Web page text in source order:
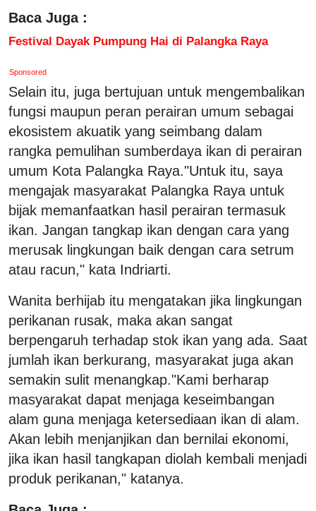
Baca Juga :
Festival Dayak Pumpung Hai di Palangka Raya
Sponsored
Selain itu, juga bertujuan untuk mengembalikan
fungsi maupun peran perairan umum sebagai
ekosistem akuatik yang seimbang dalam
rangka pemulihan sumberdaya ikan di perairan
umum Kota Palangka Raya."Untuk itu, saya
mengajak masyarakat Palangka Raya untuk
bijak memanfaatkan hasil perairan termasuk
ikan. Jangan tangkap ikan dengan cara yang
merusak lingkungan baik dengan cara setrum
atau racun," kata Indriarti.
Wanita berhijab itu mengatakan jika lingkungan
perikanan rusak, maka akan sangat
berpengaruh terhadap stok ikan yang ada. Saat
jumlah ikan berkurang, masyarakat juga akan
semakin sulit menangkap."Kami berharap
masyarakat dapat menjaga keseimbangan
alam guna menjaga ketersediaan ikan di alam.
Akan lebih menjanjikan dan bernilai ekonomi,
jika ikan hasil tangkapan diolah kembali menjadi
produk perikanan," katanya.